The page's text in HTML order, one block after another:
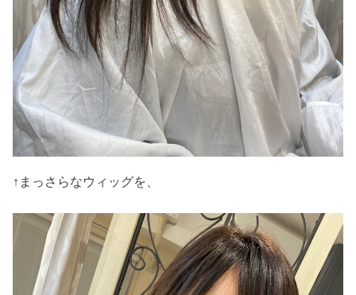
↑まっさらなウィッグを、